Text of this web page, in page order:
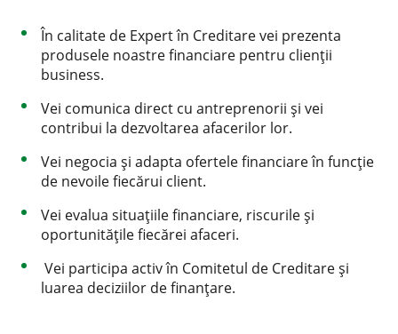
În calitate de Expert în Creditare vei prezenta
produsele noastre financiare pentru clienții
business.
Vei comunica direct cu antreprenorii și vei
contribui la dezvoltarea afacerilor lor.
Vei negocia și adapta ofertele financiare în funcție
de nevoile fiecărui client.
Vei evalua situațiile financiare, riscurile și
oportunitățile fiecărei afaceri.
Vei participa activ în Comitetul de Creditare și
luarea deciziilor de finanțare.